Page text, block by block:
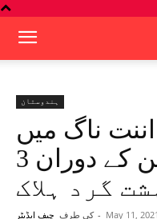
ہندوستان
ناگ میں
فورسز آپریشن کے دوران 3
گرد ہلاک
کی طرف چیف ایڈیٹر - May 11, 2021